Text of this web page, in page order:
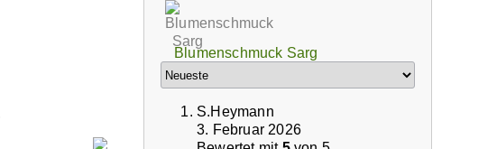
Blumenschmuck Sarg
S.Heymann
3. Februar 2026